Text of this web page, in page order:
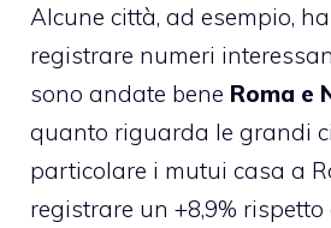
Alcune città, ad esempio,
registrare numeri
sono andate bene Roma e
quanto riguarda le grandi
particolare i mutui casa a
registrare un +8,9%